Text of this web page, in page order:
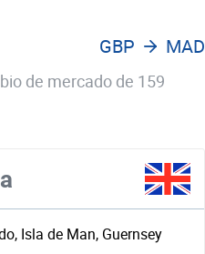
GBP MAD
de mercado de 159
Isla de Man, Guernsey